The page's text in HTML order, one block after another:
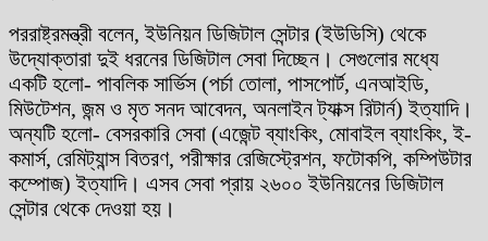
পররাষ্ট্রমন্ত্রী বলেন, ইউনিয়ন ডিজিটাল সেন্টার (ইউডিসি) থেকে
উদ্যোক্তারা দুই ধরনের ডিজিটাল সেবা দিচ্ছেন। সেগুলোর মধ্যে
একটি হলো- পাবলিক সার্ভিস (পর্চা তোলা, পাসপোর্ট, এনআইডি,
মিউটেশন, জন্ম ও মৃত সনদ আবেদন, অনলাইন ট্যাক্স রিটার্ন) ইত্যাদি।
অন্যটি হলো- বেসরকারি সেবা (এজেন্ট ব্যাংকিং, মোবাইল ব্যাংকিং, ই-
কমার্স, রেমিট্যান্স বিতরণ, পরীক্ষার রেজিস্ট্রেশন, ফটোকপি, কম্পিউটার
কম্পোজ) ইত্যাদি। এসব সেবা প্রায় ২৬০০ ইউনিয়নের ডিজিটাল
সেন্টার থেকে দেওয়া হয়।